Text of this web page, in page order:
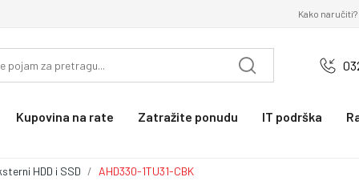
Kako naručiti?
Kupovina na rate Zatražite ponudu IT podrška
HDD i SSD AHD330-1TU31-CBK